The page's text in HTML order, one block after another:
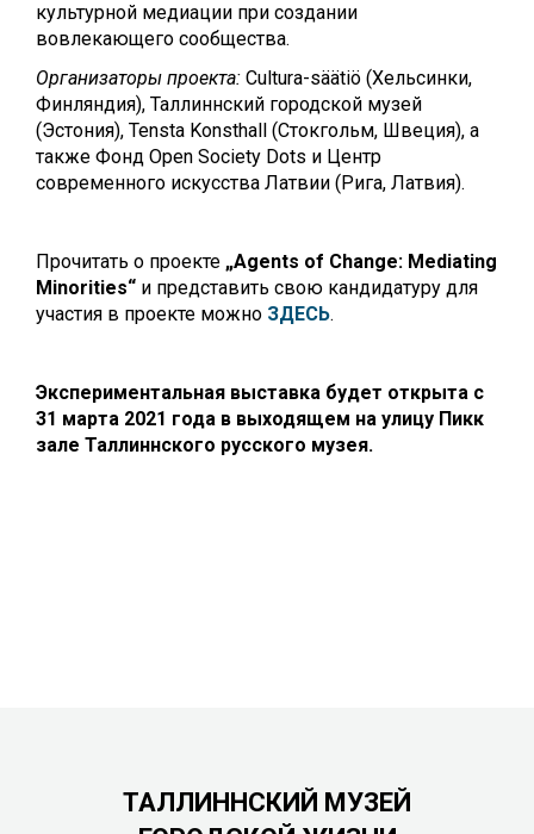
культурной медиации при создании
вовлекающего сообщества.
Организаторы проекта: Cultura-säätiö (Хельсинки,
Финляндия), Таллиннский городской музей
(Эстония), Tensta Konsthall (Стокгольм, Швеция), а
также Фонд Open Society Dots и Центр
современного искусства Латвии (Рига, Латвия).
Прочитать о проекте „Agents of Change: Mediating
Minorities“ и представить свою кандидатуру для
участия в проекте можно ЗДЕСЬ.
Экспериментальная выставка будет открыта с
31 марта 2021 года в выходящем на улицу Пикк
зале Таллиннского русского музея.
ТАЛЛИННСКИЙ МУЗЕЙ